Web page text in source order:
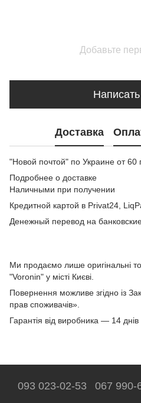
Добавьте
Доставка
"Новой почтой" по Украине от 60
Подробнее о доставке
Наличными при получении
Кредитной картой в Privat24,
Денежный перевод на
Ми продаємо лише оригінальні
"Voronin" у місті Києві.
Повернення можливе згідно із
прав споживачів».
Гарантія від виробника — 14
093 023-02-53 067 990-